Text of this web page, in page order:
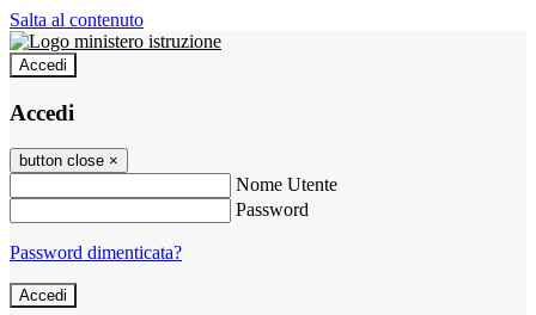
Salta al contenuto
Accedi
Accedi
button close ×
Nome Utente
Password
Password dimenticata?